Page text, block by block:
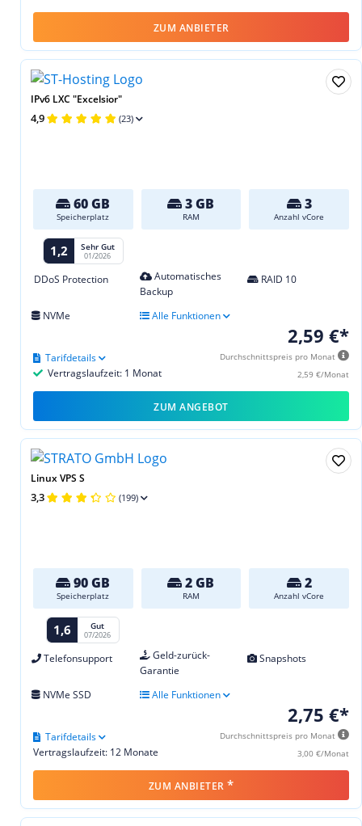
ZUM ANBIETER
IPv6 LXC "Excelsior"
4,9 (23)
60 GB
Speicherplatz
3 GB
RAM
3
Anzahl vCore
1,2 Sehr Gut
01/2026
DDoS Protection
Automatisches
Backup
RAID 10
NVMe Alle Funktionen
2,59 €*
Durchschnittspreis pro Monat
2,59 €/Monat
Vertragslaufzeit: 1 Monat
Tarifdetails
ZUM ANGEBOT
Linux VPS S
3,3 (199)
90 GB
Speicherplatz
2 GB
RAM
2
Anzahl vCore
1,6 Gut
07/2026
Telefonsupport
Geld-zurück-
Garantie
Snapshots
NVMe SSD Alle Funktionen
2,75 €*
Durchschnittspreis pro Monat
3,00 €/Monat
Vertragslaufzeit: 12 Monate
Tarifdetails
ZUM ANBIETER *